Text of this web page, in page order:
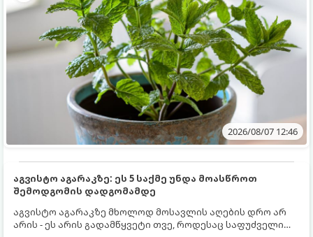
2026/08/07 12:46
აგვისტო აგარაკზე: ეს 5 საქმე უნდა მოასწროთ
შემოდგომის დადგომამდე
აგვისტო აგარაკზე მხოლოდ მოსავლის აღების დრო არ
არის - ეს არის გადამწყვეტი თვე, როდესაც საფუძველი